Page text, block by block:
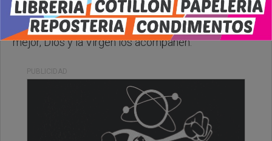
Muy feliz comienzo de semana, le deseamos lo
mejor, Dios y la Virgen los acompañen.
PUBLICIDAD